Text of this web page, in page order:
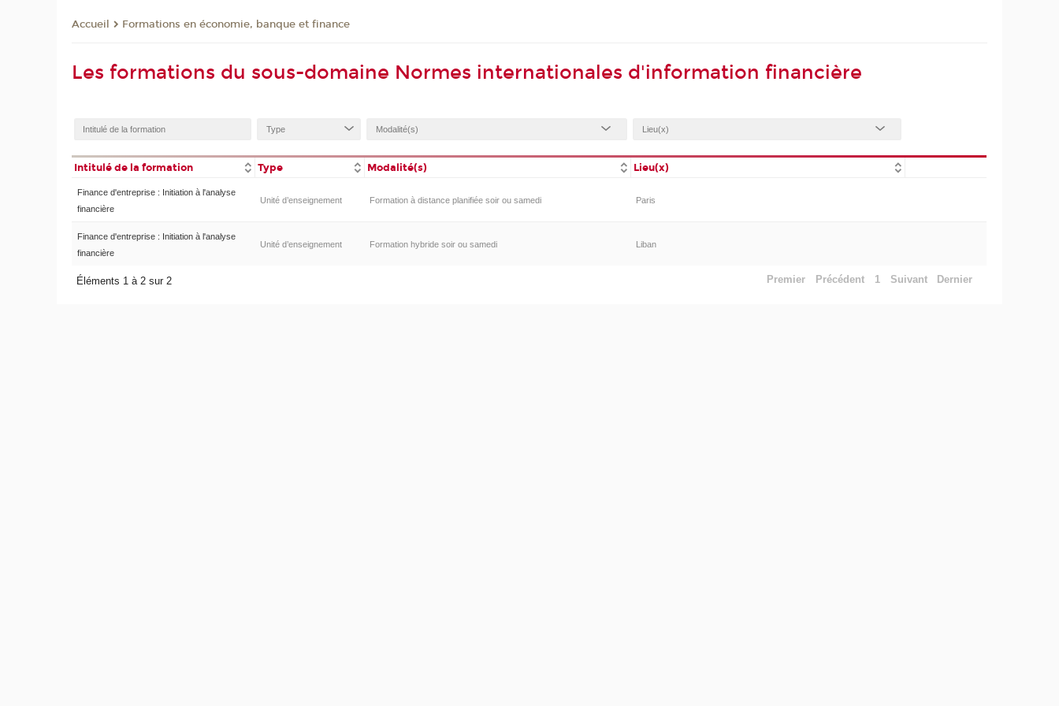
Accueil Formations en économie, banque et finance
Les formations du sous-domaine Normes internationales d'information financière
Intitulé de la formation Type Modalité(s) Lieu(x)
Finance d'entreprise : Initiation à l'analyse
financière
Unité d’enseignement Formation à distance planifiée soir ou samedi Paris
Finance d'entreprise : Initiation à l'analyse
financière
Unité d’enseignement Formation hybride soir ou samedi Liban
Éléments 1 à 2 sur 2 Premier Précédent 1 Suivant Dernier